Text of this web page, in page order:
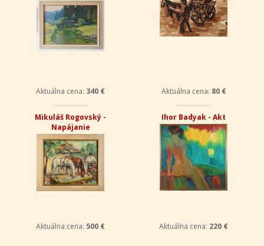
Aktuálna cena: 340 € Aktuálna cena: 80 €
Mikuláš Rogovský -
Napájanie
Aktuálna cena: 500 €
Ihor Badyak - Akt
Aktuálna cena: 220 €